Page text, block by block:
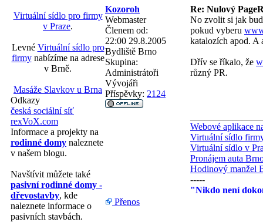
Virtuální sídlo pro firmy
v Praze.
Levné Virtuální sídlo pro
firmynabízíme na adrese
v Brně.
Masáže Slavkov u Brna
Odkazy
česká sociální síť
rexVoX.com
Informace a projekty na
rodinné domy naleznete
v našem blogu.
Navštívit můžete také
pasivní rodinné domy -
dřevostavby, kde
naleznete informace o
pasivních stavbách.
Kozoroh
Re: Nulový
Webmaster
Členem od:
22:00 29.8.2005
Bydliště Brno
Skupina:
Administrátoři
Vývojáři
Příspěvky: 2124
No zvolit si jak
pokud vyberu
katalozích apod. A
Dřív se říkalo, že
různý PR.
Webové aplikace
Virtuální sídlo
Virtuální sídlo v
Pronájem auta
Hodinový manžel
-----
"Nikdo není
Přenos